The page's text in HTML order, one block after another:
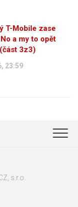
T-Mobile zase
a my to opět
3z3)
23:59
s.r.o.